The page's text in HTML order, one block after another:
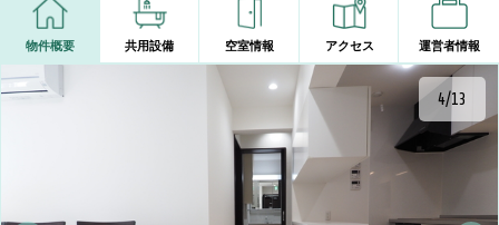
物件概要 共用設備 空室情報 アクセス 運営者情報
4/13